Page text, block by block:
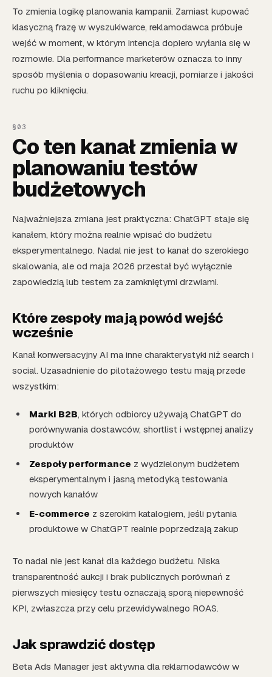
To zmienia logikę planowania kampanii. Zamiast kupować
klasyczną frazę w wyszukiwarce, reklamodawca próbuje
wejść w moment, w którym intencja dopiero wyłania się w
rozmowie. Dla performance marketerów oznacza to inny
sposób myślenia o dopasowaniu kreacji, pomiarze i jakości
ruchu po kliknięciu.
Co ten kanał zmienia w
planowaniu testów
budżetowych
Najważniejsza zmiana jest praktyczna: ChatGPT staje się
kanałem, który można realnie wpisać do budżetu
eksperymentalnego. Nadal nie jest to kanał do szerokiego
skalowania, ale od maja 2026 przestał być wyłącznie
zapowiedzią lub testem za zamkniętymi drzwiami.
Które zespoły mają powód wejść
wcześnie
Kanał konwersacyjny AI ma inne charakterystyki niż search i
social. Uzasadnienie do pilotażowego testu mają przede
wszystkim:
Marki B2B, których odbiorcy używają ChatGPT do
porównywania dostawców, shortlist i wstępnej analizy
produktów
Zespoły performance z wydzielonym budżetem
eksperymentalnym i jasną metodyką testowania
nowych kanałów
E-commerce z szerokim katalogiem, jeśli pytania
produktowe w ChatGPT realnie poprzedzają zakup
To nadal nie jest kanał dla każdego budżetu. Niska
transparentność aukcji i brak publicznych porównań z
pierwszych miesięcy testu oznaczają sporą niepewność
KPI, zwłaszcza przy celu przewidywalnego ROAS.
Jak sprawdzić dostęp
Beta Ads Manager jest aktywna dla reklamodawców w